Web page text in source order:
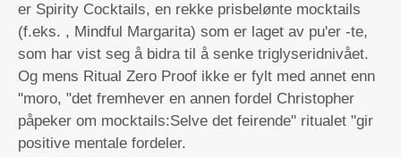
er Spirity Cocktails, en rekke prisbelønte mocktails
(f.eks. , Mindful Margarita) som er laget av pu'er -te,
som har vist seg å bidra til å senke triglyseridnivået.
Og mens Ritual Zero Proof ikke er fylt med annet enn
"moro, "det fremhever en annen fordel Christopher
påpeker om mocktails:Selve det feirende" ritualet "gir
positive mentale fordeler.